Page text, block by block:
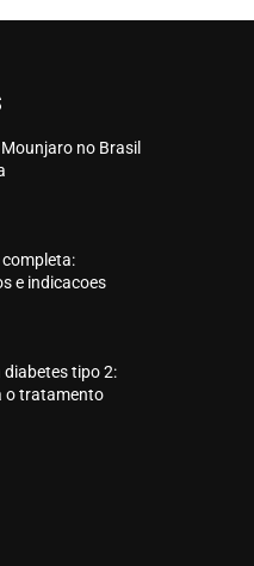
no Brasil
e indicacoes
tipo 2:
o tratamento